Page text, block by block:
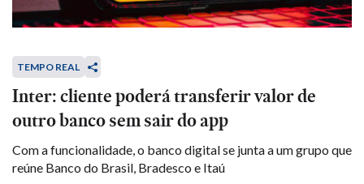
TEMPO REAL
Inter: cliente poderá transferir valor de
outro banco sem sair do app
Com a funcionalidade, o banco digital se junta a um grupo que
reúne Banco do Brasil, Bradesco e Itaú